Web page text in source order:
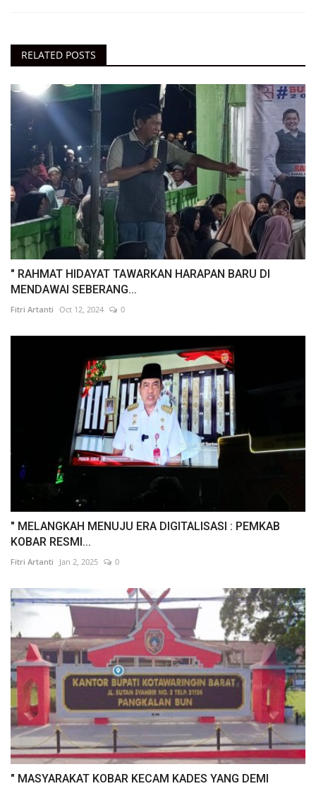
RELATED POSTS
" RAHMAT HIDAYAT TAWARKAN HARAPAN BARU DI
MENDAWAI SEBERANG...
Fitri Artanti Oct 12, 2024 0
" MELANGKAH MENUJU ERA DIGITALISASI : PEMKAB
KOBAR RESMI...
Fitri Artanti Jan 2, 2025 0
" MASYARAKAT KOBAR KECAM KADES YANG DEMI